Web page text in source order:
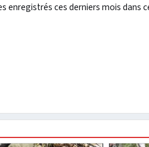
enregistrés ces derniers mois dans